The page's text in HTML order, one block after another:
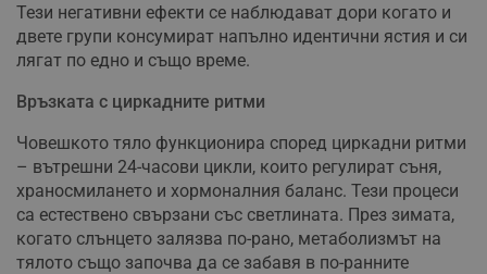
Тези негативни ефекти се наблюдават дори когато и
двете групи консумират напълно идентични ястия и си
лягат по едно и също време.
Връзката с циркадните ритми
Човешкото тяло функционира според циркадни ритми
– вътрешни 24-часови цикли, които регулират съня,
храносмилането и хормоналния баланс. Тези процеси
са естествено свързани със светлината. През зимата,
когато слънцето залязва по-рано, метаболизмът на
тялото също започва да се забавя в по-ранните